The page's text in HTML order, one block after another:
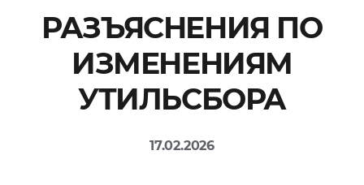
РАЗЪЯСНЕНИЯ ПО
ИЗМЕНЕНИЯМ
УТИЛЬСБОРА
17.02.2026
Файл